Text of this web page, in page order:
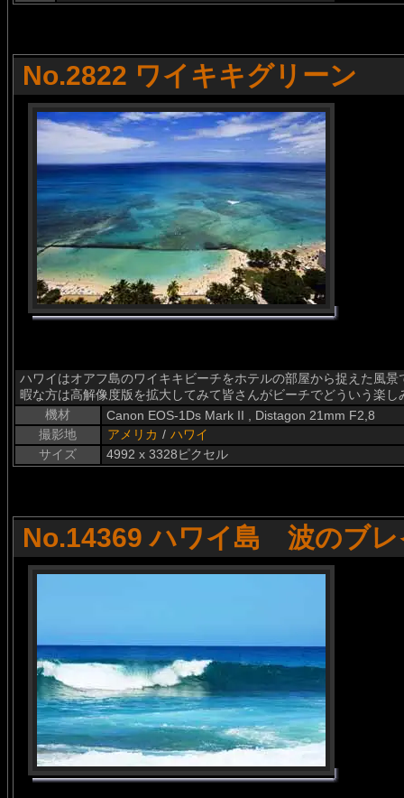
No.2822 ワイキキグリーン
ハワイはオアフ島のワイキキビーチをホテルの部屋から捉えた風
暇な方は高解像度版を拡大してみて皆さんがビーチでどういう楽
機材
Canon EOS-1Ds Mark II , Distagon 21mm F2,8
撮影地
アメリカ / ハワイ
サイズ
4992 x 3328ピクセル
No.14369 ハワイ島 波のブレ